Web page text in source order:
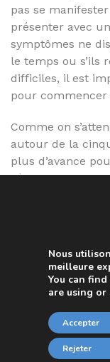
pas se
présenter avec
symptômes ne
le temps ou s’ils
difficiles, il est
pour
Comme on
autour de la
plus d’avance
véritable choc
Chaque femme
résoudre la
faut suivre le
consulter
psychologique.
par cette
Nous
meilleure
You can
are using
Accepter
Rejeter